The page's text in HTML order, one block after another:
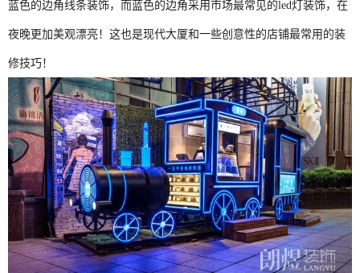
蓝色的边角线条装饰，而蓝色的边角采用市场最常见的led灯装饰，在
夜晚更加美观漂亮！这也是现代大厦和一些创意性的店铺最常用的装
修技巧！